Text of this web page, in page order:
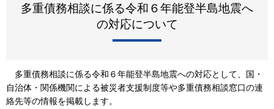
多重債務相談に係る令和６年能登半島地震へ
の対応について
多重債務相談に係る令和６年能登半島地震への対応として、国・
自治体・関係機関による被災者支援制度等や多重債務相談窓口の連
絡先等の情報を掲載します。